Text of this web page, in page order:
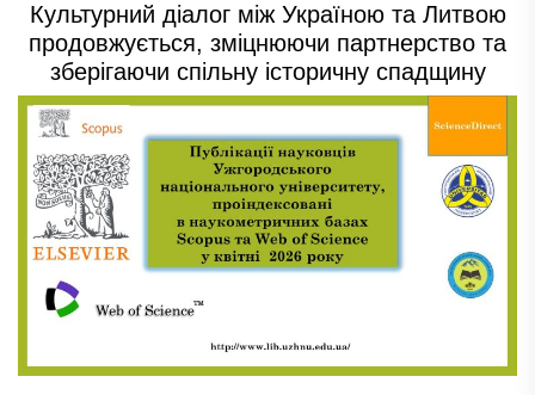
Культурний діалог між Україною та Литвою
продовжується, зміцнюючи партнерство та
зберігаючи спільну історичну спадщину